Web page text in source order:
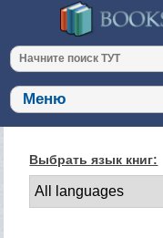
Выбрать язык книг: